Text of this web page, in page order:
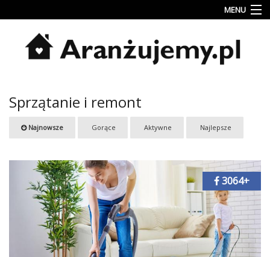
MENU
Inspiracje
wnętrz
Jesienne
dekoracje
Konkursy
Najlepsze
Kategorie
Sprzątanie i remont
Najnowsze Gorące Aktywne Najlepsze
3064+